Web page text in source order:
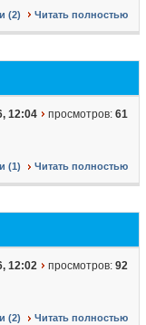
(2) Читать полностью
12:04 просмотров: 61
(1) Читать полностью
12:02 просмотров: 92
(2) Читать полностью